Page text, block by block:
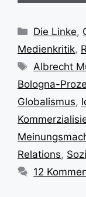
Kategorien
Die Linke,
Medienkritik,
Albrecht
Bologna-
Globalismus,
Relations,
12